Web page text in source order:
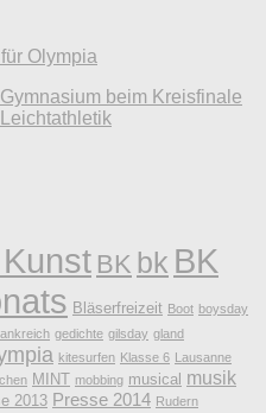
Olympia
beim Kreisfinale
BK bk BK
Bläserfreizeit Boot boysday
gedichte gilsday gland
kitesurfen Klasse 6 Lausanne
MINT mobbing musical musik
2013 Presse 2014 Rudern